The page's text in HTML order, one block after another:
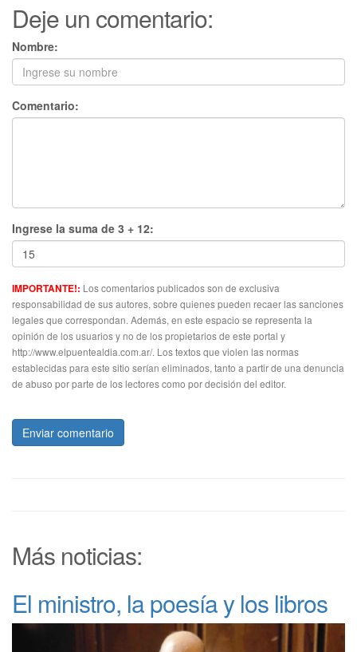
Deje un comentario:
Nombre:
Comentario:
Ingrese la suma de 3 + 12:
IMPORTANTE!: Los comentarios publicados son de exclusiva
responsabilidad de sus autores, sobre quienes pueden recaer las sanciones
legales que correspondan. Además, en este espacio se representa la
opinión de los usuarios y no de los propietarios de este portal y
http://www.elpuentealdia.com.ar/. Los textos que violen las normas
establecidas para este sitio serían eliminados, tanto a partir de una denuncia
de abuso por parte de los lectores como por decisión del editor.
Enviar comentario
Más noticias:
El ministro, la poesía y los libros